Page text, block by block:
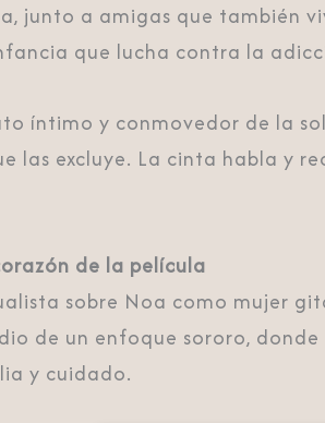
junto a amigas que también
que lucha contra la
íntimo y conmovedor de la
las excluye. La cinta habla y
de la película
sobre Noa como mujer
de un enfoque sororo,
y cuidado.